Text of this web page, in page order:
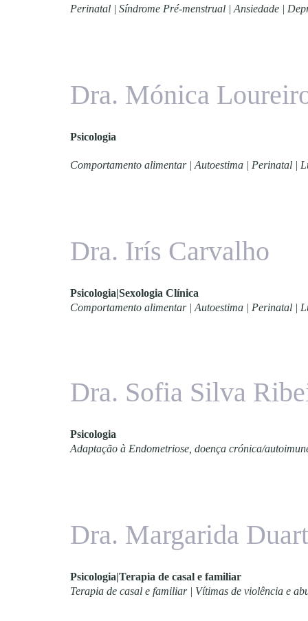
Perinatal | Síndrome Pré-menstrual | Ansiedade |
Dra. Mónica
Psicologia
Comportamento alimentar | Autoestima | Perinatal |
Dra. Irís Carvalho
Psicologia|Sexologia Clínica
Comportamento alimentar | Autoestima | Perinatal |
Dra. Sofia Silva
Psicologia
Adaptação à Endometriose, doença crónica/
Dra. Margarida
Psicologia|Terapia de casal e familiar
Terapia de casal e familiar | Vítimas de violência e